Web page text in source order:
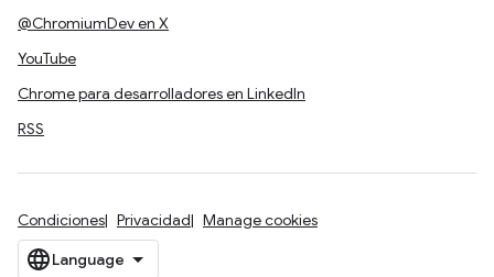
@ChromiumDev en X
YouTube
Chrome para desarrolladores en LinkedIn
RSS
Condiciones Privacidad Manage cookies